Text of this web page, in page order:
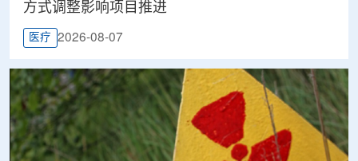
方式调整影响项目推进
医疗 2026-08-07